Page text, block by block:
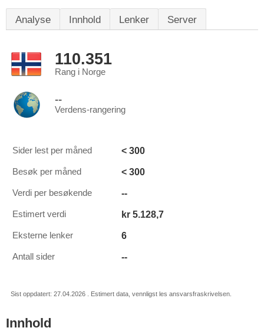
Analyse Innhold Lenker Server
110.351
Rang i Norge
--
Verdens-rangering
Sider lest per måned < 300
Besøk per måned < 300
Verdi per besøkende --
Estimert verdi kr 5.128,7
Eksterne lenker 6
Antall sider --
Sist oppdatert: 27.04.2026 . Estimert data, vennligst les ansvarsfraskrivelsen.
Innhold